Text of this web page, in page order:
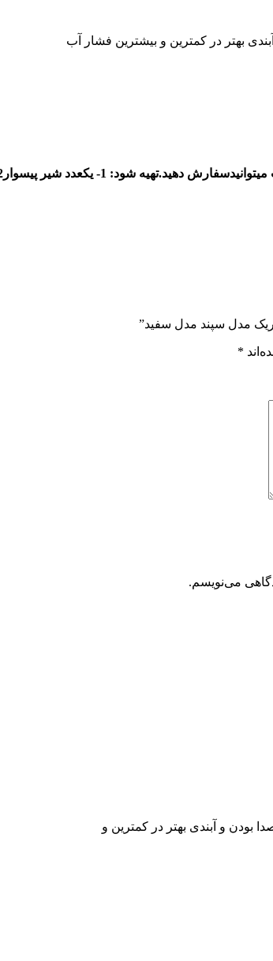
بهتر در کمترین و بیشترین فشار آب
2 *1/2 2- یکعدد شلنگ پیسوار1/2دوسرمهره
مدل سپند مدل سفید”
*
می‌نویسم.
بودن و آبندی بهتر در کمترین و